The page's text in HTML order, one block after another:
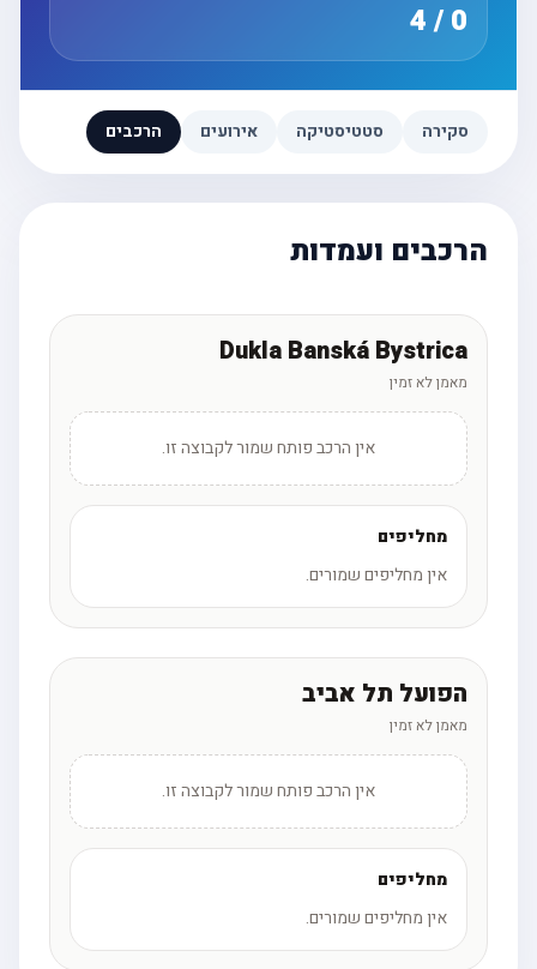
סקירה סטטיסטיקה אירועים הרכבים
הרכבים ועמדות
Dukla Banská Bystrica
מאמן לא זמין
אין הרכב פותח שמור לקבוצה זו.
מחליפים
אין מחליפים שמורים.
הפועל תל אביב
מאמן לא זמין
אין הרכב פותח שמור לקבוצה זו.
מחליפים
אין מחליפים שמורים.